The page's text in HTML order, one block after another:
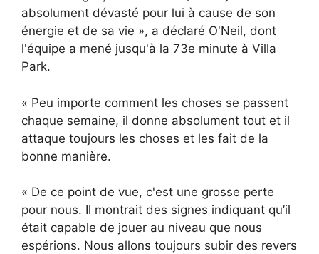
absolument dévasté pour lui à cause de son
énergie et de sa vie », a déclaré O'Neil, dont
l'équipe a mené jusqu'à la 73e minute à Villa
Park.
« Peu importe comment les choses se passent
chaque semaine, il donne absolument tout et il
attaque toujours les choses et les fait de la
bonne manière.
« De ce point de vue, c'est une grosse perte
pour nous. Il montrait des signes indiquant qu’il
était capable de jouer au niveau que nous
espérions. Nous allons toujours subir des revers